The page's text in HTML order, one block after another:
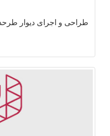
طراحی و اجرای دیوار